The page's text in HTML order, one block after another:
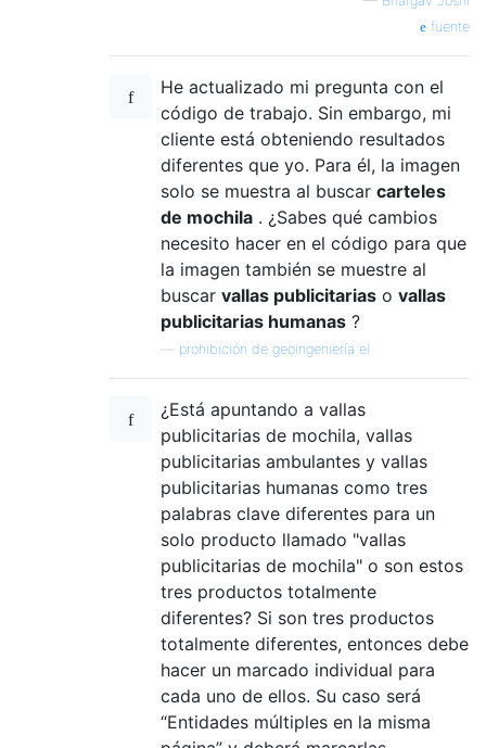
fuente
He actualizado mi pregunta con el
código de trabajo. Sin embargo, mi
cliente está obteniendo resultados
diferentes que yo. Para él, la imagen
solo se muestra al buscar carteles
de mochila . ¿Sabes qué cambios
necesito hacer en el código para que
la imagen también se muestre al
buscar vallas publicitarias o vallas
publicitarias humanas ?
prohibición de geoingeniería el
¿Está apuntando a vallas
publicitarias de mochila, vallas
publicitarias ambulantes y vallas
publicitarias humanas como tres
palabras clave diferentes para un
solo producto llamado "vallas
publicitarias de mochila" o son estos
tres productos totalmente
diferentes? Si son tres productos
totalmente diferentes, entonces debe
hacer un marcado individual para
cada uno de ellos. Su caso será
“Entidades múltiples en la misma